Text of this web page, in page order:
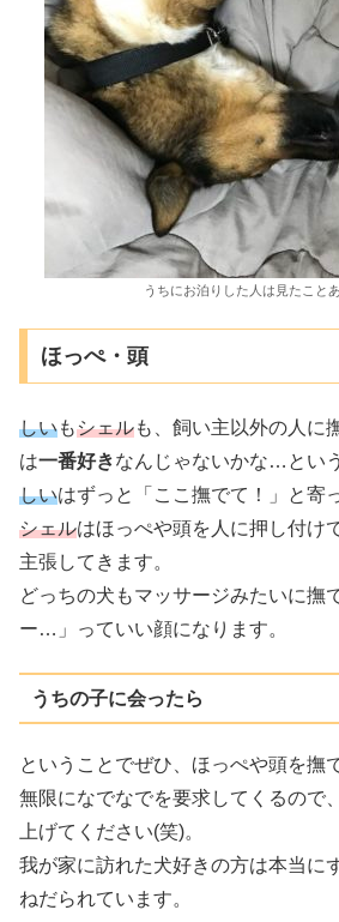
うちにお泊りした人は見たことあ
ほっぺ・頭
しいもシェルも、飼い主以外の人に
は一番好きなんじゃないかな…とい
しいはずっと「ここ撫でて！」と寄
シェルはほっぺや頭を人に押し付け
主張してきます。
どっちの犬もマッサージみたいに撫
ー…」っていい顔になります。
うちの子に会ったら
ということでぜひ、ほっぺや頭を撫
無限になでなでを要求してくるので
上げてください(笑)。
我が家に訪れた犬好きの方は本当に
ねだられています。